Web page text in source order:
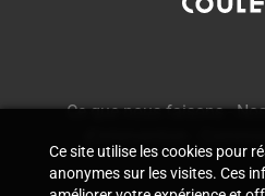
Ce que nous faisons-
Ce site utilise les cookies pour
anonymes sur les visites. Ces